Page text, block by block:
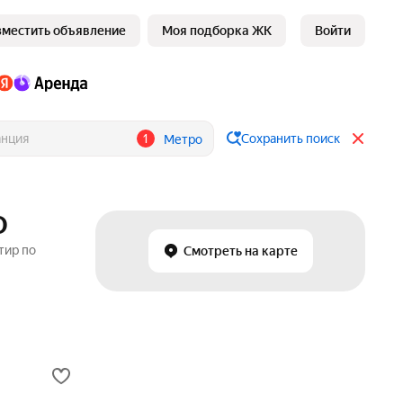
объявление Моя подборка ЖК Войти
1 Метро Сохранить поиск
Смотреть на карте
по